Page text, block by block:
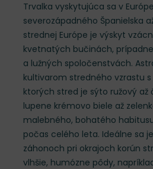
Trvalka vyskytujúca sa v
severozápadného Španielska
strednej Európe je výskyt
kvetnatých bučinách,
a lužných spoločenstvách.
kultivarom stredného vzrastu
ktorých stred je sýto ružový až
lupene krémovo biele až
malebného, bohatého
počas celého leta. Ideálne sa
záhonoch pri okrajoch korún
vlhšie, humózne pôdy,